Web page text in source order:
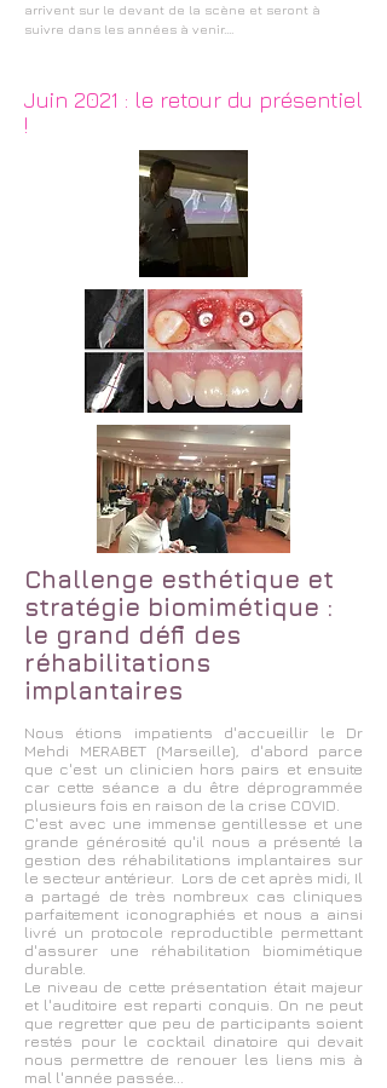
arrivent sur le devant de la scène et seront à
suivre dans les années à venir....
Juin 2021 : le retour du présentiel
!
Challenge esthétique et
stratégie biomimétique :
le grand défi des
réhabilitations
implantaires
Nous étions impatients d'accueillir le Dr
Mehdi MERABET (Marseille), d'abord parce
que c'est un clinicien hors pairs et ensuite
car cette séance a du être déprogrammée
plusieurs fois en raison de la crise COVID.
C'est avec une immense gentillesse et une
grande générosité qu'il nous a présenté la
gestion des réhabilitations implantaires sur
le secteur antérieur. Lors de cet après midi, Il
a partagé de très nombreux cas cliniques
parfaitement iconographiés et nous a ainsi
livré un protocole reproductible permettant
d'assurer une réhabilitation biomimétique
durable.
Le niveau de cette présentation était majeur
et l'auditoire est reparti conquis. On ne peut
que regretter que peu de participants soient
restés pour le cocktail dinatoire qui devait
nous permettre de renouer les liens mis à
mal l'année passée...